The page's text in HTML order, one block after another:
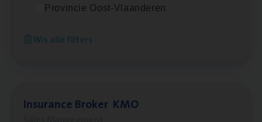
Provincie Oost-Vlaanderen
Wis alle filters
Cor­po­ra­te Insu­ran­ce Bro­ker Property
Antwerpen
Insu­ran­ce Bro­ker KMO